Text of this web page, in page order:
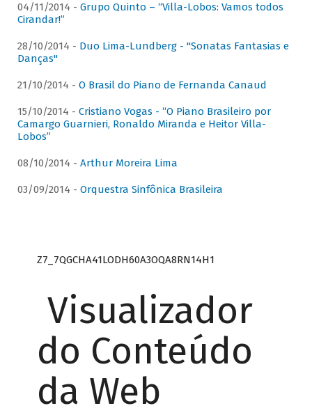
04/11/2014 - Grupo Quinto – “Villa-Lobos: Vamos todos
Cirandar!”
28/10/2014 - Duo Lima-Lundberg - "Sonatas Fantasias e
Danças"
21/10/2014 - O Brasil do Piano de Fernanda Canaud
15/10/2014 - Cristiano Vogas - “O Piano Brasileiro por
Camargo Guarnieri, Ronaldo Miranda e Heitor Villa-
Lobos”
08/10/2014 - Arthur Moreira Lima
03/09/2014 - Orquestra Sinfônica Brasileira
Z7_7QGCHA41LODH60A3OQA8RN14H1
Visualizador
do Conteúdo
da Web